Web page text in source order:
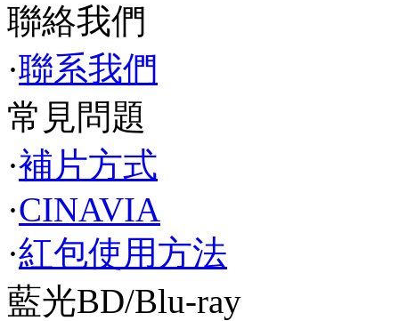
聯絡我們
·聯系我們
常見問題
·補片方式
·CINAVIA
·紅包使用方法
藍光BD/Blu-ray